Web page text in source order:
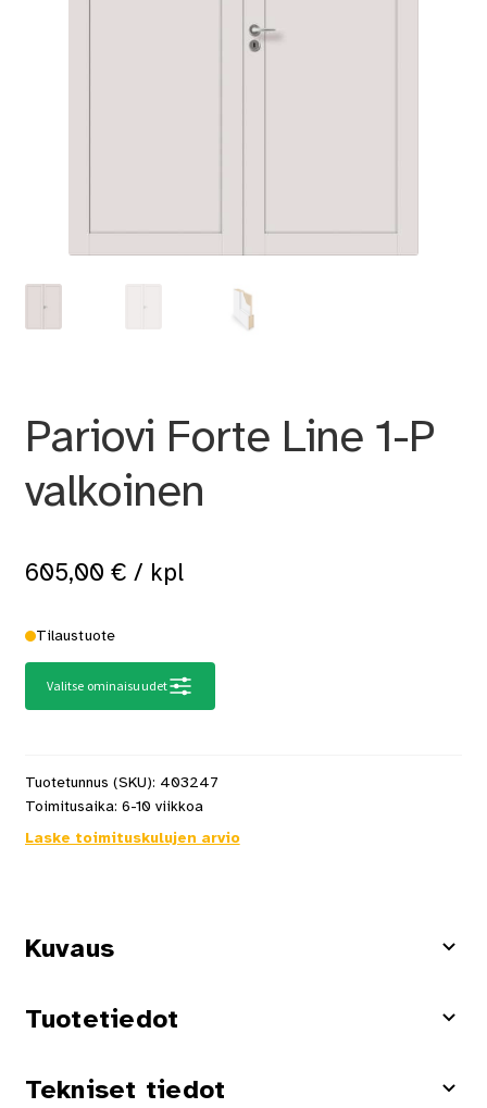
Pariovi Forte Line 1-P
valkoinen
605,00 € / kpl
Tilaustuote
Valitse ominaisuudet
Tuotetunnus (SKU): 403247
Toimitusaika: 6-10 viikkoa
Laske toimituskulujen arvio
Kuvaus
Tuotetiedot
Tekniset tiedot